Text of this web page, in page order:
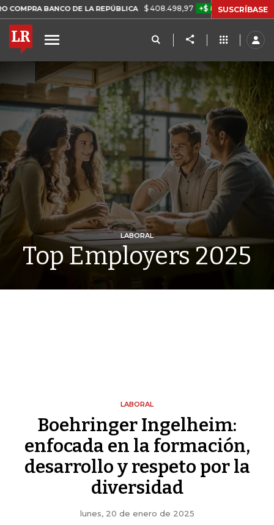
DE LA REPÚBLICA $ 408.498,97 +$ 8.753,81 +2,19% TASA
SUSCRÍBASE
LABORAL
Top Employers 2025
LABORAL
Boehringer Ingelheim:
enfocada en la formación,
desarrollo y respeto por la
diversidad
lunes, 20 de enero de 2025